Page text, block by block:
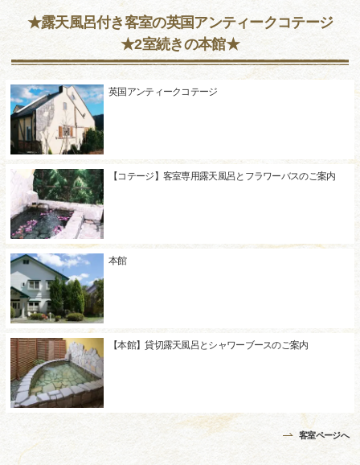
★露天風呂付き客室の英国アンティークコテージ
★2室続きの本館★
英国アンティークコテージ
【コテージ】客室専用露天風呂とフラワーバスのご案内
本館
【本館】貸切露天風呂とシャワーブースのご案内
客室ページへ